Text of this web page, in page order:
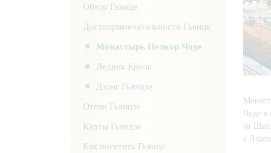
Обзор Гьянце
Достопримечательности Гьянце
Монастырь Пелкор Чоде
Ледник Крола
Дзонг Гьянцзе
Отели Гьянцзе
Карты Гьяндзе
Как посетить Гьянце
Чоде в
от
с